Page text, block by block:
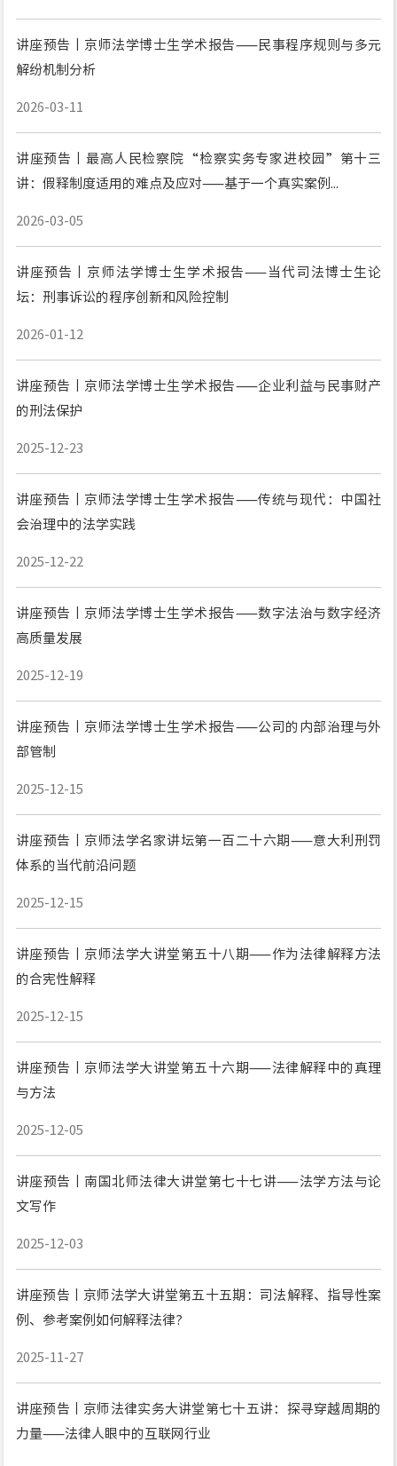
讲座预告丨京师法学博士生学术报告——民事程序规则与多元
解纷机制分析
2026-03-11
讲座预告丨最高人民检察院“检察实务专家进校园”第十三
讲：假释制度适用的难点及应对——基于一个真实案例...
2026-03-05
讲座预告丨京师法学博士生学术报告——当代司法博士生论
坛：刑事诉讼的程序创新和风险控制
2026-01-12
讲座预告丨京师法学博士生学术报告——企业利益与民事财产
的刑法保护
2025-12-23
讲座预告丨京师法学博士生学术报告——传统与现代：中国社
会治理中的法学实践
2025-12-22
讲座预告丨京师法学博士生学术报告——数字法治与数字经济
高质量发展
2025-12-19
讲座预告丨京师法学博士生学术报告——公司的内部治理与外
部管制
2025-12-15
讲座预告丨京师法学名家讲坛第一百二十六期——意大利刑罚
体系的当代前沿问题
2025-12-15
讲座预告丨京师法学大讲堂第五十八期——作为法律解释方法
的合宪性解释
2025-12-15
讲座预告丨京师法学大讲堂第五十六期——法律解释中的真理
与方法
2025-12-05
讲座预告丨南国北师法律大讲堂第七十七讲——法学方法与论
文写作
2025-12-03
讲座预告丨京师法学大讲堂第五十五期：司法解释、指导性案
例、参考案例如何解释法律?
2025-11-27
讲座预告丨京师法律实务大讲堂第七十五讲：探寻穿越周期的
力量——法律人眼中的互联网行业